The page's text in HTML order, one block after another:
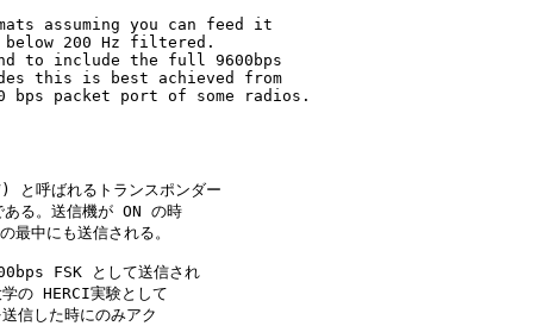
assuming you can feed it
200 Hz filtered.
to include the full 9600bps
this is best achieved from
bps packet port of some radios.
ばれるトランスポンダー
る。送信機が ON の時
中にも送信される。
FSK として送信され
学の HERCI実験として
信した時にのみアク